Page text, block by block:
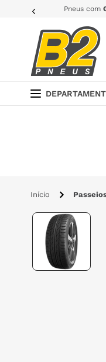
Pneus com
4º 175
5º 225
6º 265
7
8